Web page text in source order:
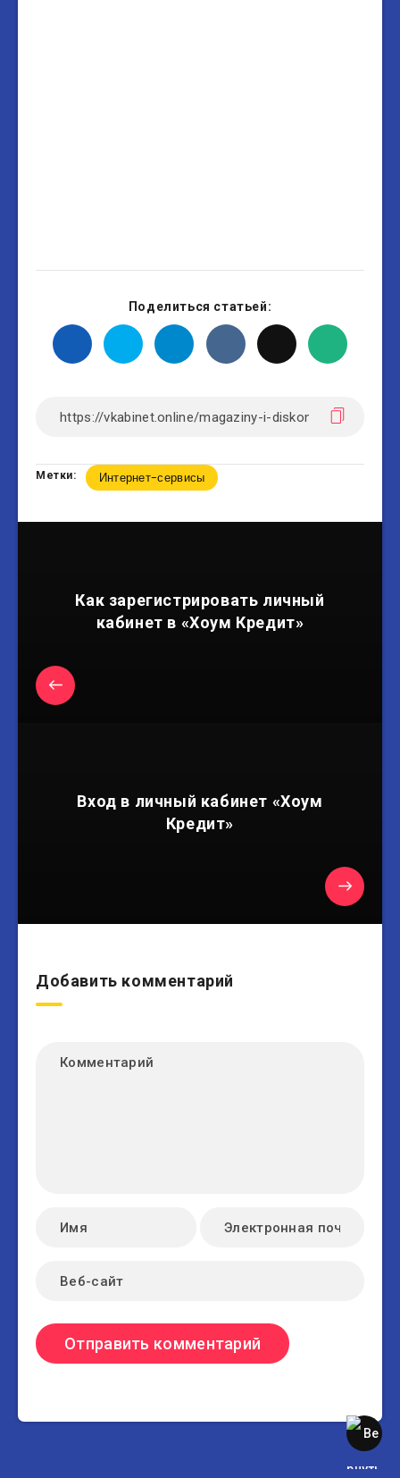
Поделиться статьей:
Метки: Интернет-сервисы
Как зарегистрировать личный
кабинет в «Хоум Кредит»
Вход в личный кабинет «Хоум
Кредит»
Добавить комментарий